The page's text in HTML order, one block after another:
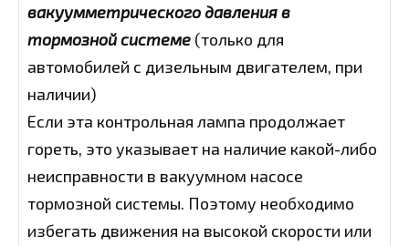
вакуумметрического давления в
тормозной системе (только для
автомобилей с дизельным двигателем, при
наличии)
Если эта контрольная лампа продолжает
гореть, это указывает на наличие какой-либо
неисправности в вакуумном насосе
тормозной системы. Поэтому необходимо
избегать движения на высокой скорости или